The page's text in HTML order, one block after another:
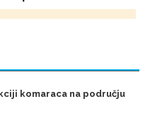
komaraca na području